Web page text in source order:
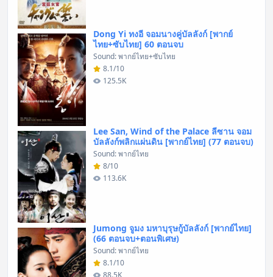
Dong Yi ทงอี จอมนางคู่บัลลังก์ [พากย์
ไทย+ซับไทย] 60 ตอนจบ
Sound: พากย์ไทย+ซับไทย
8.1/10
125.5K
Lee San, Wind of the Palace ลีซาน จอม
บัลลังก์พลิกแผ่นดิน [พากย์ไทย] (77 ตอนจบ)
Sound: พากย์ไทย
8/10
113.6K
Jumong จูมง มหาบุรุษกู้บัลลังก์ [พากย์ไทย]
(66 ตอนจบ+ตอนพิเศษ)
Sound: พากย์ไทย
8.1/10
88.5K